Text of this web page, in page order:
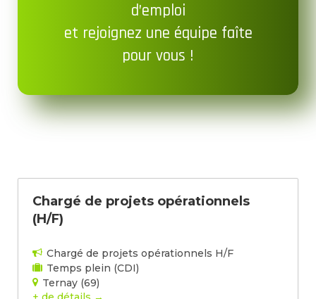
d’emploi
et rejoignez une équipe faîte
pour vous !
Chargé de projets opérationnels
(H/F)
Chargé de projets opérationnels H/F
Temps plein (CDI)
Ternay (69)